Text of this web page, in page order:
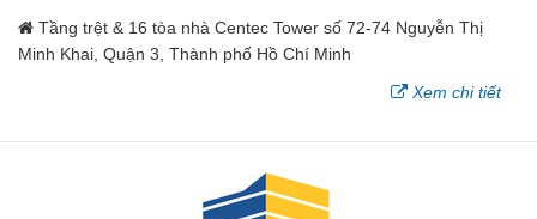
Tầng trệt & 16 tòa nhà Centec Tower số 72-74 Nguyễn Thị
Minh Khai, Quận 3, Thành phố Hồ Chí Minh
Xem chi tiết